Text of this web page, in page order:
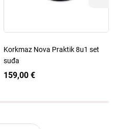
Korkmaz Nova Praktik 8u1 set
suđa
159,00 €